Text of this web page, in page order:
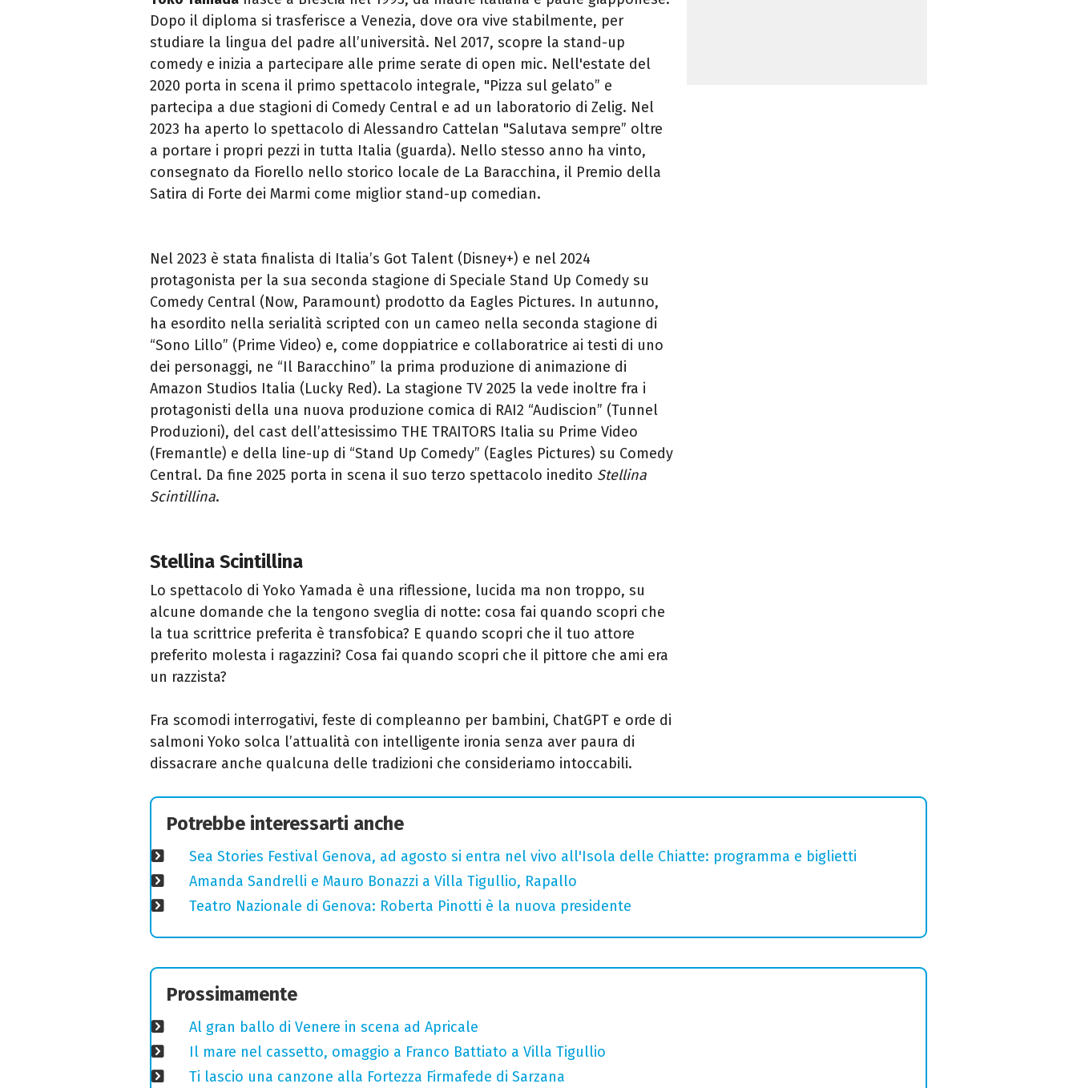
Dopo il diploma si trasferisce a Venezia, dove ora vive stabilmente, per
studiare la lingua del padre all’università. Nel 2017, scopre la stand-up
comedy e inizia a partecipare alle prime serate di open mic. Nell'estate del
2020 porta in scena il primo spettacolo integrale, "Pizza sul gelato” e
partecipa a due stagioni di Comedy Central e ad un laboratorio di Zelig. Nel
2023 ha aperto lo spettacolo di Alessandro Cattelan "Salutava sempre” oltre
a portare i propri pezzi in tutta Italia (guarda). Nello stesso anno ha vinto,
consegnato da Fiorello nello storico locale de La Baracchina, il Premio della
Satira di Forte dei Marmi come miglior stand-up comedian.
Nel 2023 è stata finalista di Italia’s Got Talent (Disney+) e nel 2024
protagonista per la sua seconda stagione di Speciale Stand Up Comedy su
Comedy Central (Now, Paramount) prodotto da Eagles Pictures. In autunno,
ha esordito nella serialità scripted con un cameo nella seconda stagione di
“Sono Lillo” (Prime Video) e, come doppiatrice e collaboratrice ai testi di uno
dei personaggi, ne “Il Baracchino” la prima produzione di animazione di
Amazon Studios Italia (Lucky Red). La stagione TV 2025 la vede inoltre fra i
protagonisti della una nuova produzione comica di RAI2 “Audiscion” (Tunnel
Produzioni), del cast dell’attesissimo THE TRAITORS Italia su Prime Video
(Fremantle) e della line-up di “Stand Up Comedy” (Eagles Pictures) su Comedy
Central. Da fine 2025 porta in scena il suo terzo spettacolo inedito Stellina
Scintillina.
Stellina Scintillina
Lo spettacolo di Yoko Yamada è una riflessione, lucida ma non troppo, su
alcune domande che la tengono sveglia di notte: cosa fai quando scopri che
la tua scrittrice preferita è transfobica? E quando scopri che il tuo attore
preferito molesta i ragazzini? Cosa fai quando scopri che il pittore che ami era
un razzista?
Fra scomodi interrogativi, feste di compleanno per bambini, ChatGPT e orde di
salmoni Yoko solca l’attualità con intelligente ironia senza aver paura di
dissacrare anche qualcuna delle tradizioni che consideriamo intoccabili.
Potrebbe interessarti anche
Sea Stories Festival Genova, ad agosto si entra nel vivo all'Isola delle Chiatte: programma e biglietti
Amanda Sandrelli e Mauro Bonazzi a Villa Tigullio, Rapallo
Teatro Nazionale di Genova: Roberta Pinotti è la nuova presidente
Prossimamente
Al gran ballo di Venere in scena ad Apricale
Il mare nel cassetto, omaggio a Franco Battiato a Villa Tigullio
Ti lascio una canzone alla Fortezza Firmafede di Sarzana